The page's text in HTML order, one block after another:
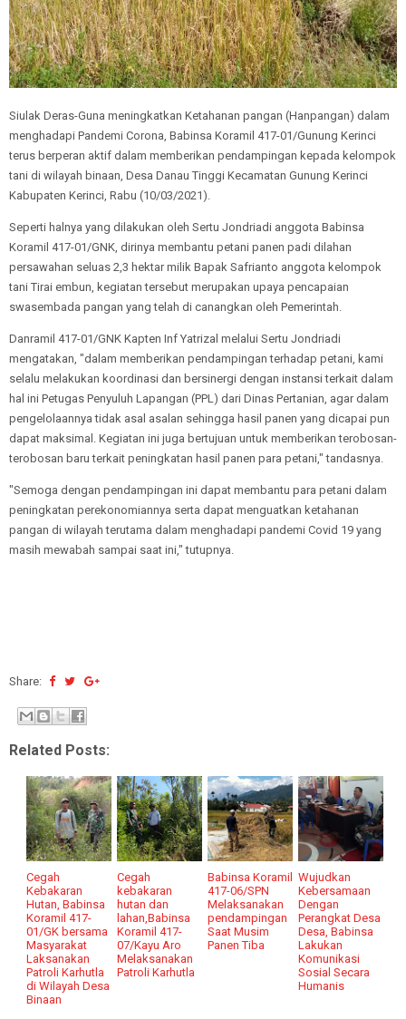
Siulak Deras-Guna meningkatkan Ketahanan pangan (Hanpangan) dalam
menghadapi Pandemi Corona, Babinsa Koramil 417-01/Gunung Kerinci
terus berperan aktif dalam memberikan pendampingan kepada kelompok
tani di wilayah binaan, Desa Danau Tinggi Kecamatan Gunung Kerinci
Kabupaten Kerinci, Rabu (10/03/2021).
Seperti halnya yang dilakukan oleh Sertu Jondriadi anggota Babinsa
Koramil 417-01/GNK, dirinya membantu petani panen padi dilahan
persawahan seluas 2,3 hektar milik Bapak Safrianto anggota kelompok
tani Tirai embun, kegiatan tersebut merupakan upaya pencapaian
swasembada pangan yang telah di canangkan oleh Pemerintah.
Danramil 417-01/GNK Kapten Inf Yatrizal melalui Sertu Jondriadi
mengatakan, "dalam memberikan pendampingan terhadap petani, kami
selalu melakukan koordinasi dan bersinergi dengan instansi terkait dalam
hal ini Petugas Penyuluh Lapangan (PPL) dari Dinas Pertanian, agar dalam
pengelolaannya tidak asal asalan sehingga hasil panen yang dicapai pun
dapat maksimal. Kegiatan ini juga bertujuan untuk memberikan terobosan-
terobosan baru terkait peningkatan hasil panen para petani," tandasnya.
"Semoga dengan pendampingan ini dapat membantu para petani dalam
peningkatan perekonomiannya serta dapat menguatkan ketahanan
pangan di wilayah terutama dalam menghadapi pandemi Covid 19 yang
masih mewabah sampai saat ini," tutupnya.
Share:
Related Posts:
Cegah
Kebakaran
Hutan, Babinsa
Koramil 417-
01/GK bersama
Masyarakat
Laksanakan
Patroli Karhutla
di Wilayah Desa
Binaan
Cegah
kebakaran
hutan dan
lahan,Babinsa
Koramil 417-
07/Kayu Aro
Melaksanakan
Patroli Karhutla
Babinsa Koramil
417-06/SPN
Melaksanakan
pendampingan
Saat Musim
Panen Tiba
Wujudkan
Kebersamaan
Dengan
Perangkat Desa
Desa, Babinsa
Lakukan
Komunikasi
Sosial Secara
Humanis